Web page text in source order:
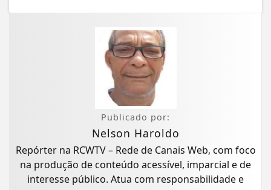
Publicado por:
Nelson Haroldo
Repórter na RCWTV – Rede de Canais Web, com foco
na produção de conteúdo acessível, imparcial e de
interesse público. Atua com responsabilidade e